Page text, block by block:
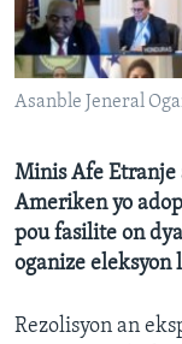
Languages
Asanble Jeneral
Minis Afe Etranje
Ameriken yo
pou fasilite on
oganize
Rezolisyon an